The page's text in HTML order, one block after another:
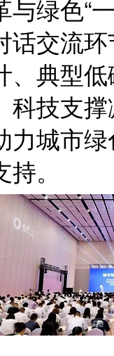
局主办
尼黑展
办的城
程院院
保护专
环境部
空间产
与绿色
话交流
、典型